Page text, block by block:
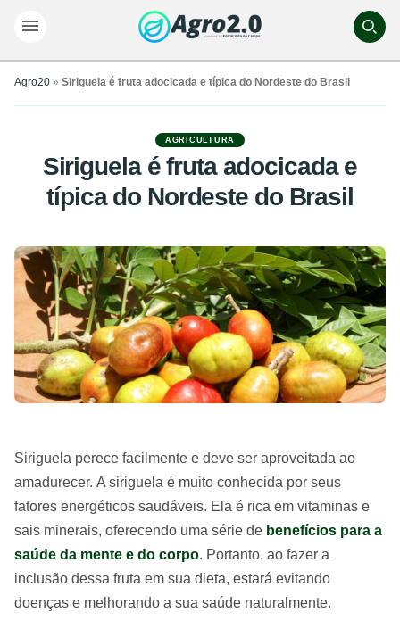
Agro20 » Siriguela é fruta adocicada e típica do Nordeste do Brasil
AGRICULTURA
Siriguela é fruta adocicada e
típica do Nordeste do Brasil
Siriguela perece facilmente e deve ser aproveitada ao
amadurecer. A siriguela é muito conhecida por seus
fatores energéticos saudáveis. Ela é rica em vitaminas e
sais minerais, oferecendo uma série de benefícios para a
saúde da mente e do corpo. Portanto, ao fazer a
inclusão dessa fruta em sua dieta, estará evitando
doenças e melhorando a sua saúde naturalmente.